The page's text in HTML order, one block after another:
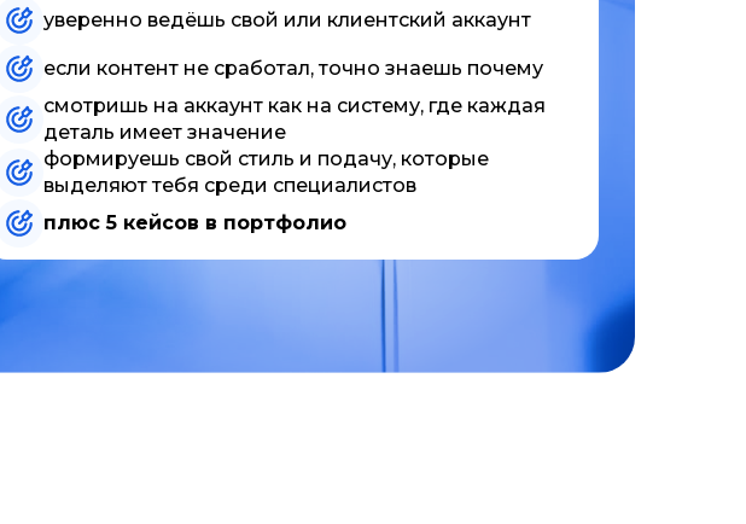
уверенно ведёшь свой или клиентский аккаунт
если контент не сработал, точно знаешь почему
смотришь на аккаунт как на систему, где каждая
деталь имеет значение
формируешь свой стиль и подачу, которые
выделяют тебя среди специалистов
плюс 5 кейсов в портфолио